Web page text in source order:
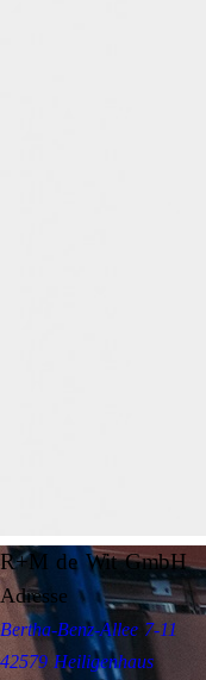
R+M de Wit GmbH
Adresse
Bertha-Benz-Allee 7-11
42579 Heiligenhaus